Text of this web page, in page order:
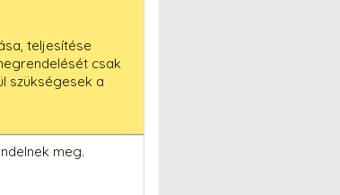
teljesítése
csak
szükségesek a
meg.